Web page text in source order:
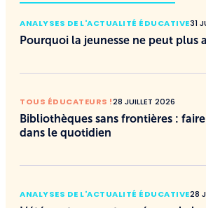
ANALYSES DE L'ACTUALITÉ ÉDUCATIVE31
Pourquoi la jeunesse ne peut plus
TOUS ÉDUCATEURS !28 JUILLET 2026
Bibliothèques sans frontières :
dans le quotidien
ANALYSES DE L'ACTUALITÉ ÉDUCATIVE28